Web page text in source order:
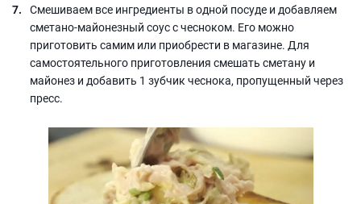
Смешиваем все ингредиенты в одной посуде и добавляем
сметано-майонезный соус с чесноком. Его можно
приготовить самим или приобрести в магазине. Для
самостоятельного приготовления смешать сметану и
майонез и добавить 1 зубчик чеснока, пропущенный через
пресс.